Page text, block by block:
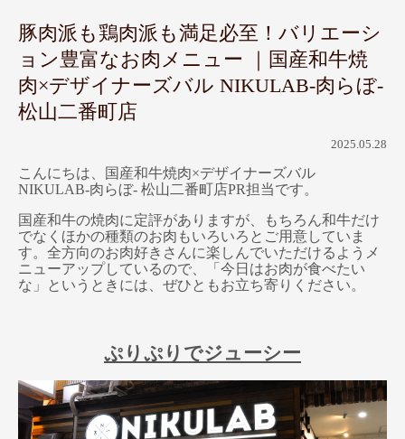
豚肉派も鶏肉派も満足必至！バリエーシ
ョン豊富なお肉メニュー ｜国産和牛焼
肉×デザイナーズバル NIKULAB-肉らぼ-
松山二番町店
2025.05.28
こんにちは、国産和牛焼肉×デザイナーズバル
NIKULAB-肉らぼ- 松山二番町店PR担当です。
国産和牛の焼肉に定評がありますが、もちろん和牛だけ
でなくほかの種類のお肉もいろいろとご用意していま
す。全方向のお肉好きさんに楽しんでいただけるようメ
ニューアップしているので、「今日はお肉が食べたい
な」というときには、ぜひともお立ち寄りください。
ぷりぷりでジューシー